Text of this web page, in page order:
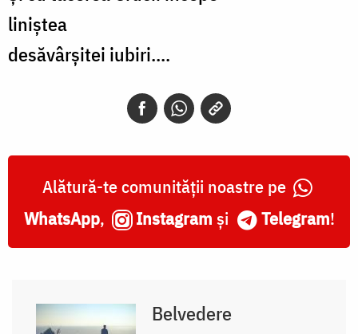
liniștea
desăvârșitei iubiri....
Alătură-te comunității noastre pe
WhatsApp, Instagram și Telegram!
Belvedere